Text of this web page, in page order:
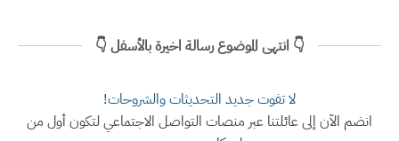
👇 انتهى الموضوع رسالة اخيرة بالأسفل 👇
لا تفوت جديد التحديثات والشروحات!
انضم الآن إلى عائلتنا عبر منصات التواصل الاجتماعي لتكون أول من